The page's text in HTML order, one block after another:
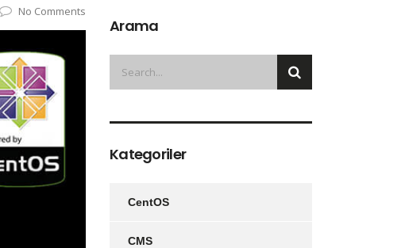
No Comments
Arama
Kategoriler
CentOS
CMS